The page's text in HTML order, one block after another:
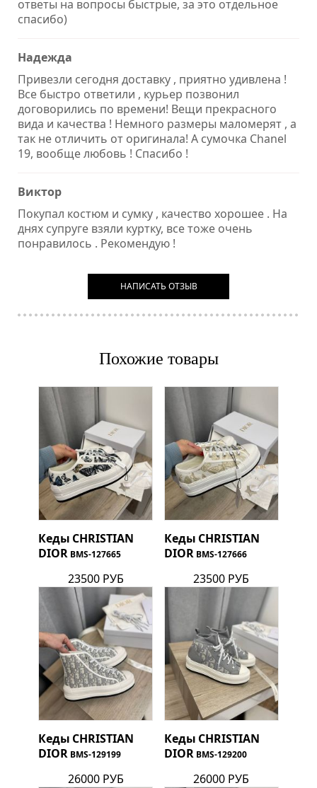
ответы на вопросы быстрые, за это отдельное
спасибо)
Надежда
Привезли сегодня доставку , приятно удивлена !
Все быстро ответили , курьер позвонил
договорились по времени! Вещи прекрасного
вида и качества ! Немного размеры маломерят , а
так не отличить от оригинала! А сумочка Chanel
19, вообще любовь ! Спасибо !
Виктор
Покупал костюм и сумку , качество хорошее . На
днях супруге взяли куртку, все тоже очень
понравилось . Рекомендую !
НАПИСАТЬ ОТЗЫВ
Похожие товары
Кеды CHRISTIAN
DIOR BMS-127665
23500 РУБ
Кеды CHRISTIAN
DIOR BMS-127666
23500 РУБ
Кеды CHRISTIAN
DIOR BMS-129199
26000 РУБ
Кеды CHRISTIAN
DIOR BMS-129200
26000 РУБ